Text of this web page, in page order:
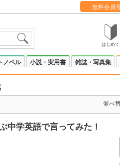
無料会員
はじめて
ノベル 小説・実用書 雑誌・写真集
並べ
中学英語で言ってみた！